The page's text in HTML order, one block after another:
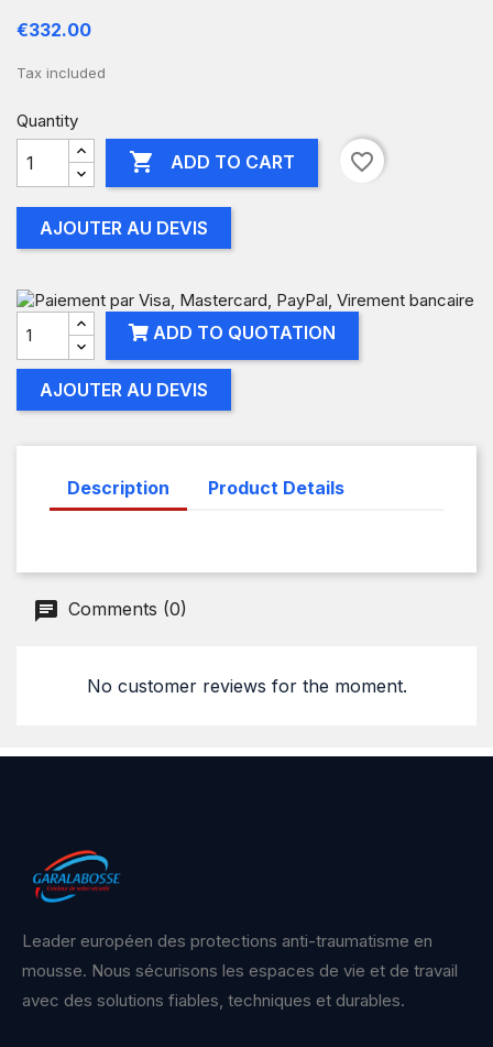
€332.00
Tax included
Quantity
 ADD TO CART favorite_border
AJOUTER AU DEVIS
ADD TO QUOTATION
AJOUTER AU DEVIS
Description Product Details
Comments (0)
No customer reviews for the moment.
Leader européen des protections anti-traumatisme en
mousse. Nous sécurisons les espaces de vie et de travail
avec des solutions fiables, techniques et durables.